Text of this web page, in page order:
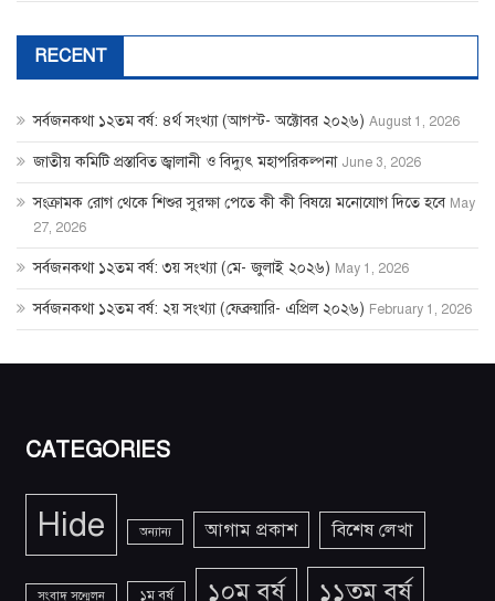
RECENT
সর্বজনকথা ১২তম বর্ষ: ৪র্থ সংখ্যা (আগস্ট- অক্টোবর ২০২৬) August 1, 2026
জাতীয় কমিটি প্রস্তাবিত জ্বালানী ও বিদ্যুৎ মহাপরিকল্পনা June 3, 2026
সংক্রামক রোগ থেকে শিশুর সুরক্ষা পেতে কী কী বিষয়ে মনোযোগ দিতে হবে May
27, 2026
সর্বজনকথা ১২তম বর্ষ: ৩য় সংখ্যা (মে- জুলাই ২০২৬) May 1, 2026
সর্বজনকথা ১২তম বর্ষ: ২য় সংখ্যা (ফেব্রুয়ারি- এপ্রিল ২০২৬) February 1, 2026
CATEGORIES
Hide অন্যান্য আগাম প্রকাশ বিশেষ লেখা
সংবাদ সন্মেলন ১ম বর্ষ ১০ম বর্ষ ১১তম বর্ষ